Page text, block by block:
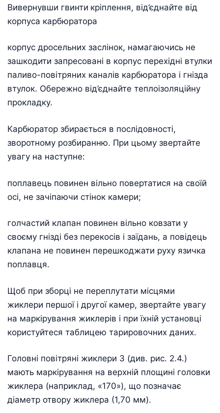
Вивернувши гвинти кріплення, від’єднайте від
корпуса карбюратора
корпус дросельних заслінок, намагаючись не
зашкодити запресовані в корпус перехідні втулки
паливо-повітряних каналів карбюратора і гнізда
втулок. Обережно від’єднайте теплоізоляційну
прокладку.
Карбюратор збирається в послідовності,
зворотному розбиранню. При цьому звертайте
увагу на наступне:
поплавець повинен вільно повертатися на своїй
осі, не зачіпаючи стінок камери;
голчастий клапан повинен вільно ковзати у
своєму гнізді без перекосів і заїдань, а повідець
клапана не повинен перешкоджати руху язичка
поплавця.
Щоб при зборці не переплутати місцями
жиклери першої і другої камер, звертайте увагу
на маркірування жиклерів і при їхній установці
користуйтеся таблицею тарировочних даних.
Головні повітряні жиклери 3 (див. рис. 2.4.)
мають маркірування на верхній площині головки
жиклера (наприклад, «170»), що позначає
діаметр отвору жиклера (1,70 мм).